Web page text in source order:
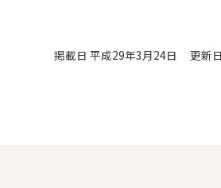
掲載日 平成29年3月24日 更新